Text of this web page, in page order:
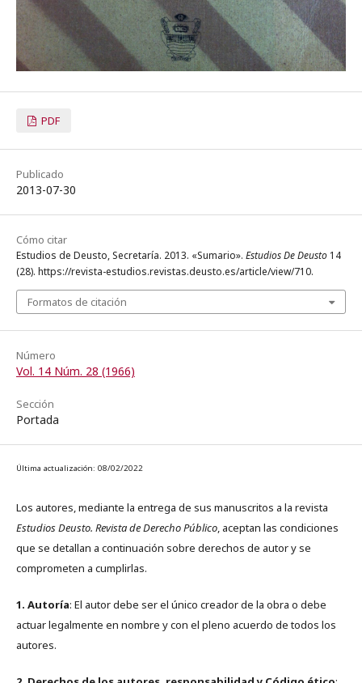
PDF
Publicado
2013-07-30
Cómo citar
Estudios de Deusto, Secretaría. 2013. «Sumario». Estudios De Deusto 14
(28). https://revista-estudios.revistas.deusto.es/article/view/710.
Formatos de citación
Número
Vol. 14 Núm. 28 (1966)
Sección
Portada
Última actualización: 08/02/2022
Los autores, mediante la entrega de sus manuscritos a la revista
Estudios Deusto. Revista de Derecho Público, aceptan las condiciones
que se detallan a continuación sobre derechos de autor y se
comprometen a cumplirlas.
1. Autoría: El autor debe ser el único creador de la obra o debe
actuar legalmente en nombre y con el pleno acuerdo de todos los
autores.